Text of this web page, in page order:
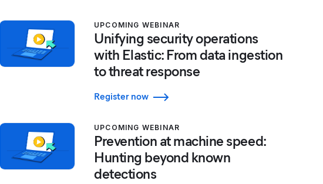
UPCOMING WEBINAR
Unifying security operations
with Elastic: From data ingestion
to threat response
Register now
UPCOMING WEBINAR
Prevention at machine speed:
Hunting beyond known
detections